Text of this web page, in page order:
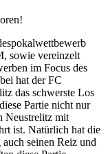
sowie vereinzelt
im Focus des
hat der FC
das schwerste Los
Partie nicht nur
Neustrelitz mit
ist. Natürlich hat die
seinen Reiz und